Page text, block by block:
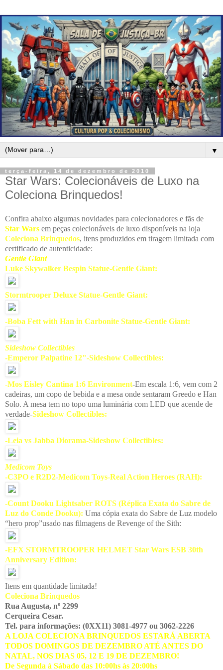
▼
terça-feira, 14 de dezembro de 2010
Star Wars: Colecionáveis de Luxo na
Coleciona Brinquedos!
Confira abaixo algumas novidades para colecionadores e fãs de
Star Wars em peças colecionáveis de luxo disponíveis na loja
Coleciona Brinquedos, itens produzidos em tiragem limitada com
certificado de autenticidade:
Gentle Giant
Luke Skywalker Bespin Statue-Gentle Giant:
Stormtrooper Deluxe Statue-Gentle Giant:
-Boba Fett with Han in Carbonite Statue-Gentle Giant:
Sideshow Collectibles
-Emperor Palpatine 12"-Sideshow Collectibles:
-Mos Eisley Cantina 1:6 Environment-Em escala 1:6, vem com 2
cadeiras, um copo de bebida e a mesa onde sentaram Greedo e Han
Solo. A mesa tem no topo uma luminária com LED que acende de
verdade-Sideshow Collectibles:
-Leia vs Jabba Diorama-Sideshow Collectibles:
Medicom Toys
-C3PO e R2D2-Medicom Toys-Real Action Heroes (RAH):
-Count Dooku Lightsaber ROTS (Réplica Exata do Sabre de
Luz do Conde Dooku): Uma cópia exata do Sabre de Luz modelo
“hero prop”usado nas filmagens de Revenge of the Sith:
-EFX STORMTROOPER HELMET Star Wars ESB 30th
Anniversary Edition:
Itens em quantidade limitada!
Coleciona Brinquedos
Rua Augusta, nº 2299
Cerqueira Cesar.
Tel. para informações: (0XX11) 3081-4977 ou 3062-2226
A LOJA COLECIONA BRINQUEDOS ESTARÁ ABERTA
TODOS DOMINGOS DE DEZEMBRO ATÉ ANTES DO
NATAL, NOS DIAS 05, 12 E 19 DE DEZEMBRO!
De Segunda à Sábado das 10:00hs às 20:00hs